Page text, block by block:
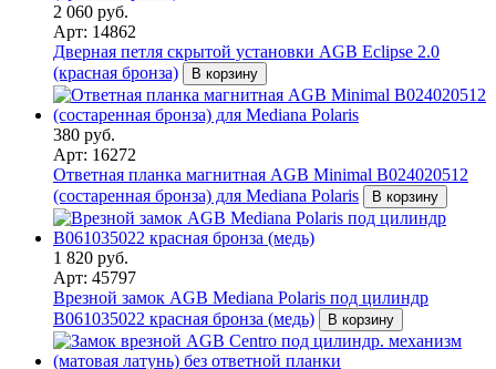
2 060 руб.
Арт: 14862
Дверная петля скрытой установки AGB Eclipse 2.0
(красная бронза)
В корзину
380 руб.
Арт: 16272
Ответная планка магнитная AGB Minimal B024020512
(состаренная бронза) для Mediana Polaris
В корзину
1 820 руб.
Арт: 45797
Врезной замок AGB Mediana Polaris под цилиндр
В061035022 красная бронза (медь)
В корзину